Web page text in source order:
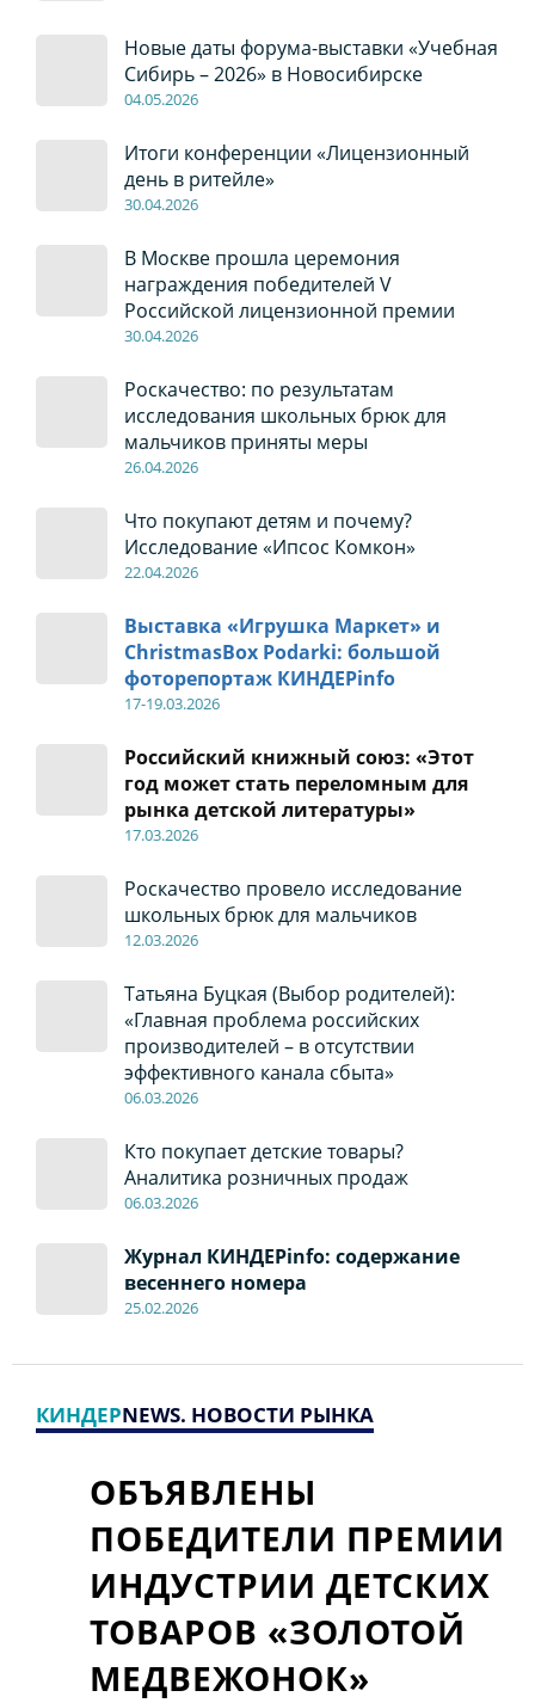
Новые даты форума-выставки «Учебная
Сибирь – 2026» в Новосибирске
04.05.2026
Итоги конференции «Лицензионный
день в ритейле»
30.04.2026
В Москве прошла церемония
награждения победителей V
Российской лицензионной премии
30.04.2026
Роскачество: по результатам
исследования школьных брюк для
мальчиков приняты меры
26.04.2026
Что покупают детям и почему?
Исследование «Ипсос Комкон»
22.04.2026
Выставка «Игрушка Маркет» и
ChristmasBox Podarki: большой
фоторепортаж КИНДЕРinfo
17-19.03.2026
Российский книжный союз: «Этот
год может стать переломным для
рынка детской литературы»
17.03.2026
Роскачество провело исследование
школьных брюк для мальчиков
12.03.2026
Татьяна Буцкая (Выбор родителей):
«Главная проблема российских
производителей – в отсутствии
эффективного канала сбыта»
06.03.2026
Кто покупает детские товары?
Аналитика розничных продаж
06.03.2026
Журнал КИНДЕРinfo: содержание
весеннего номера
25.02.2026
КИНДЕРNEWS. НОВОСТИ РЫНКА
ОБЪЯВЛЕНЫ
ПОБЕДИТЕЛИ ПРЕМИИ
ИНДУСТРИИ ДЕТСКИХ
ТОВАРОВ «ЗОЛОТОЙ
МЕДВЕЖОНОК»